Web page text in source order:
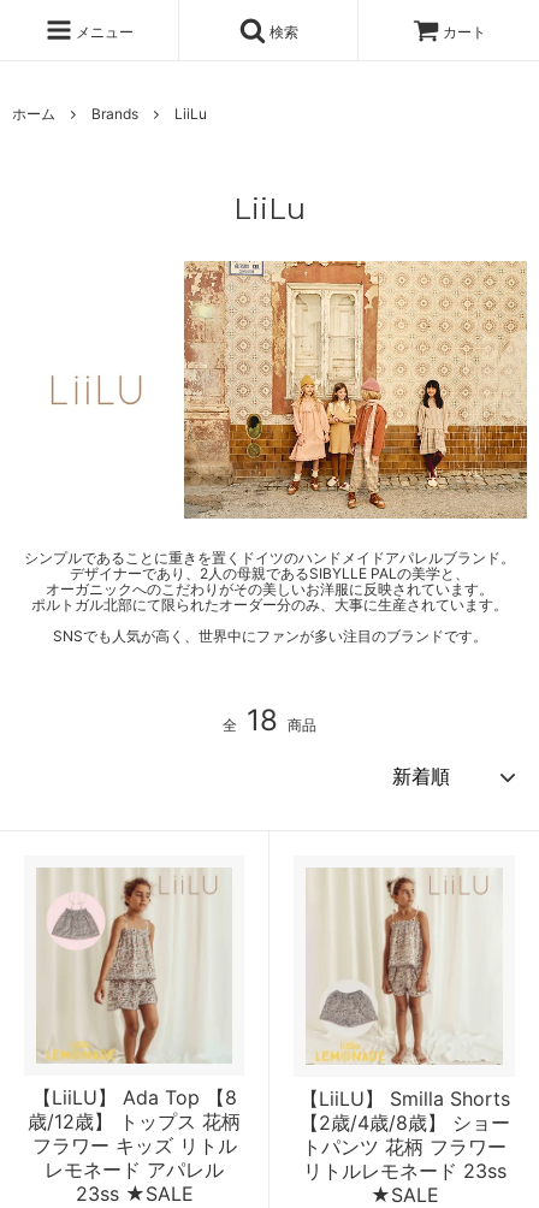
メニュー 検索 カート
ホーム Brands LiiLu
LiiLu
シンプルであることに重きを置くドイツのハンドメイドアパレルブランド。
デザイナーであり、2人の母親であるSIBYLLE PALの美学と、
オーガニックへのこだわりがその美しいお洋服に反映されています。
ポルトガル北部にて限られたオーダー分のみ、大事に生産されています。
SNSでも人気が高く、世界中にファンが多い注目のブランドです。
全 18 商品
【LiiLU】 Ada Top 【8
歳/12歳】 トップス 花柄
フラワー キッズ リトル
レモネード アパレル
23ss ★SALE
【LiiLU】 Smilla Shorts
【2歳/4歳/8歳】 ショー
トパンツ 花柄 フラワー
リトルレモネード 23ss
★SALE